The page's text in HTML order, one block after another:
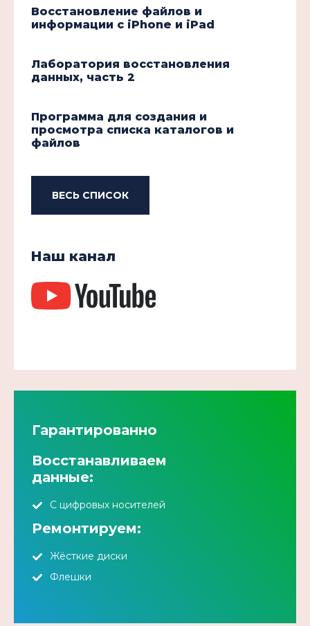
Восстановление файлов и
информации с iPhone и iPad
Лаборатория восстановления
данных, часть 2
Программа для создания и
просмотра списка каталогов и
файлов
ВЕСЬ СПИСОК
Наш канал
Гарантированно
Восстанавливаем
данные:
С цифровых носителей
Ремонтируем:
Жёсткие диски
Флешки